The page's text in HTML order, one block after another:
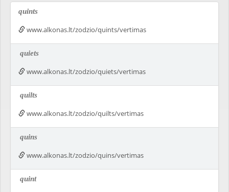
quints
www.alkonas.lt/zodzio/quints/vertimas
quiets
www.alkonas.lt/zodzio/quiets/vertimas
quilts
www.alkonas.lt/zodzio/quilts/vertimas
quins
www.alkonas.lt/zodzio/quins/vertimas
quint